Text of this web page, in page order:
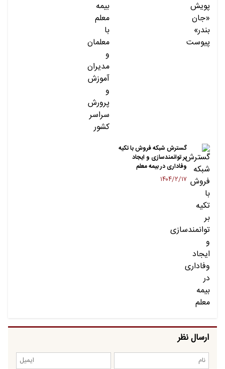
گسترش شبکه فروش با تکیه
بر توانمندسازی و ایجاد
وفاداری در بیمه معلم
۱۴۰۴/۲/۱۷
ارسال نظر